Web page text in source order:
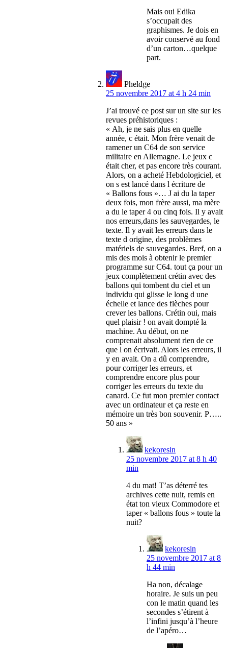
Mais oui Edika
s’occupait des
graphismes. Je dois en
avoir conservé au fond
d’un carton…quelque
part.
Pheldge
25 novembre 2017 at 4 h 24 min
J’ai trouvé ce post sur un site sur les
revues préhistoriques :
« Ah, je ne sais plus en quelle
année, c était. Mon frère venait de
ramener un C64 de son service
militaire en Allemagne. Le jeux c
était cher, et pas encore très courant.
Alors, on a acheté Hebdologiciel, et
on s est lancé dans l écriture de
« Ballons fous »… J ai du la taper
deux fois, mon frère aussi, ma mère
a du le taper 4 ou cinq fois. Il y avait
nos erreurs,dans les sauvegardes, le
texte. Il y avait les erreurs dans le
texte d origine, des problèmes
matériels de sauvegardes. Bref, on a
mis des mois à obtenir le premier
programme sur C64. tout ça pour un
jeux complètement crétin avec des
ballons qui tombent du ciel et un
individu qui glisse le long d une
échelle et lance des flèches pour
crever les ballons. Crétin oui, mais
quel plaisir ! on avait dompté la
machine. Au début, on ne
comprenait absolument rien de ce
que l on écrivait. Alors les erreurs, il
y en avait. On a dû comprendre,
pour corriger les erreurs, et
comprendre encore plus pour
corriger les erreurs du texte du
canard. Ce fut mon premier contact
avec un ordinateur et ça reste en
mémoire un très bon souvenir. P…..
50 ans »
kekoresin
25 novembre 2017 at 8 h 40
min
4 du mat! T’as déterré tes
archives cette nuit, remis en
état ton vieux Commodore et
taper « ballons fous » toute la
nuit?
kekoresin
25 novembre 2017 at 8
h 44 min
Ha non, décalage
horaire. Je suis un peu
con le matin quand les
secondes s’étirent à
l’infini jusqu’à l’heure
de l’apéro…